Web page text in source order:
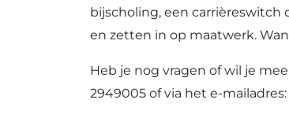
bijscholing, een carrièreswitch
en zetten in op maatwerk.
Heb je nog vragen of wil je
2949005 of via het e-mailadres: